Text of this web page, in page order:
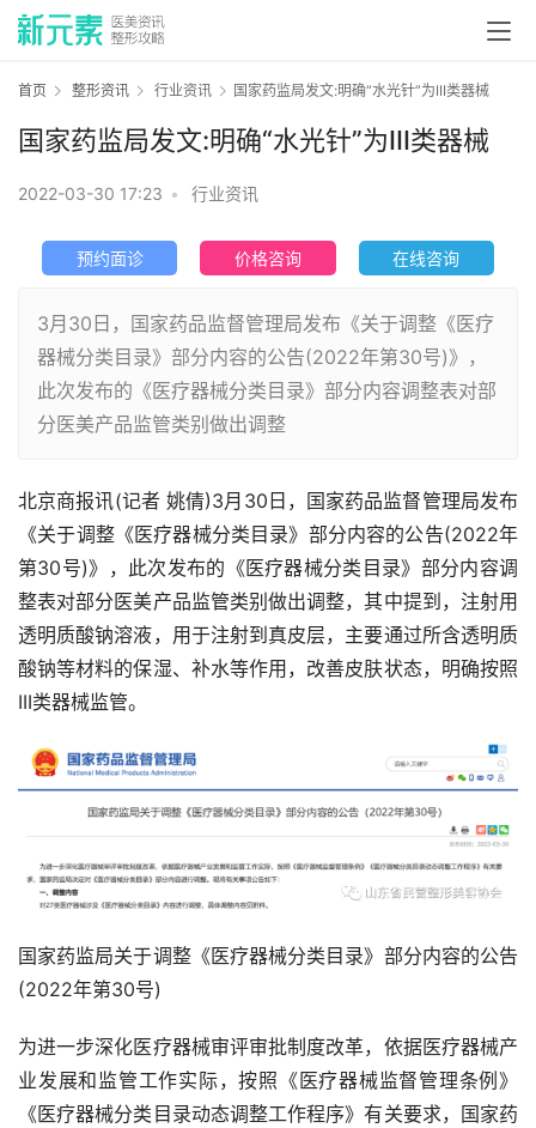
首页 整形资讯 行业资讯 国家药监局发文:明确“水光针”为III类器械
国家药监局发文:明确“水光针”为III类器械
2022-03-30 17:23 • 行业资讯
预约面诊 价格咨询 在线咨询
3月30日，国家药品监督管理局发布《关于调整《医疗
器械分类目录》部分内容的公告(2022年第30号)》，
此次发布的《医疗器械分类目录》部分内容调整表对部
分医美产品监管类别做出调整
北京商报讯(记者 姚倩)3月30日，国家药品监督管理局发布
《关于调整《医疗器械分类目录》部分内容的公告(2022年
第30号)》，此次发布的《医疗器械分类目录》部分内容调
整表对部分医美产品监管类别做出调整，其中提到，注射用
透明质酸钠溶液，用于注射到真皮层，主要通过所含透明质
酸钠等材料的保湿、补水等作用，改善皮肤状态，明确按照
III类器械监管。
国家药监局关于调整《医疗器械分类目录》部分内容的公告
(2022年第30号)
为进一步深化医疗器械审评审批制度改革，依据医疗器械产
业发展和监管工作实际，按照《医疗器械监督管理条例》
《医疗器械分类目录动态调整工作程序》有关要求，国家药